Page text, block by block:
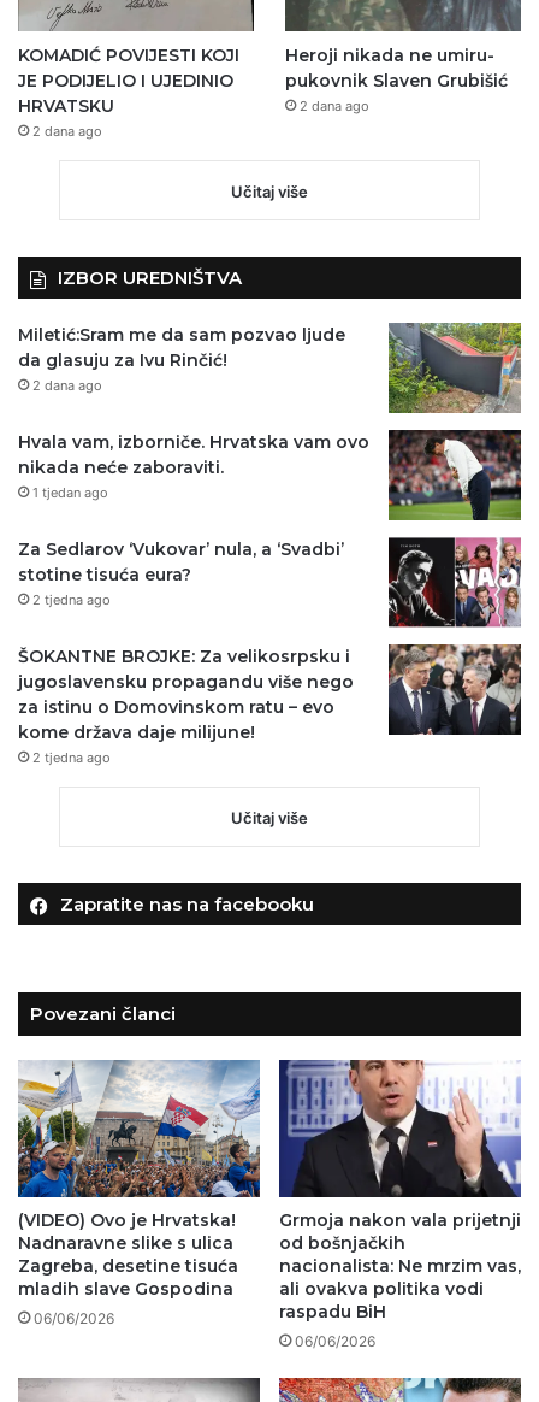
KOMADIĆ POVIJESTI KOJI
JE PODIJELIO I UJEDINIO
HRVATSKU
2 dana ago
Heroji nikada ne umiru-
pukovnik Slaven Grubišić
2 dana ago
Učitaj više
IZBOR UREDNIŠTVA
Miletić:Sram me da sam pozvao ljude
da glasuju za Ivu Rinčić!
2 dana ago
Hvala vam, izborniče. Hrvatska vam ovo
nikada neće zaboraviti.
1 tjedan ago
Za Sedlarov ‘Vukovar’ nula, a ‘Svadbi’
stotine tisuća eura?
2 tjedna ago
ŠOKANTNE BROJKE: Za velikosrpsku i
jugoslavensku propagandu više nego
za istinu o Domovinskom ratu – evo
kome država daje milijune!
2 tjedna ago
Učitaj više
Zapratite nas na facebooku
Povezani članci
(VIDEO) Ovo je Hrvatska!
Nadnaravne slike s ulica
Zagreba, desetine tisuća
mladih slave Gospodina
06/06/2026
Grmoja nakon vala prijetnji
od bošnjačkih
nacionalista: Ne mrzim vas,
ali ovakva politika vodi
raspadu BiH
06/06/2026